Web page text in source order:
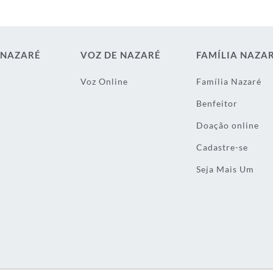
VOZ DE NAZARÉ
Voz Online
FAMÍLIA
Família Nazaré
Benfeitor
Doação online
Cadastre-se
Seja Mais Um